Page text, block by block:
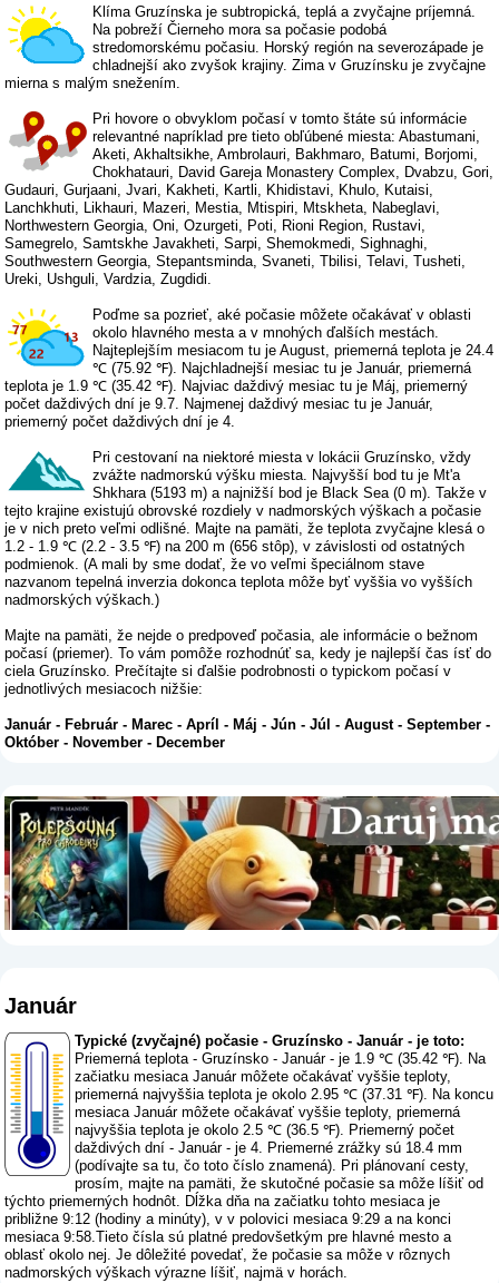
Klíma Gruzínska je subtropická, teplá a zvyčajne príjemná.
Na pobreží Čierneho mora sa počasie podobá
stredomorskému počasiu. Horský región na severozápade je
chladnejší ako zvyšok krajiny. Zima v Gruzínsku je zvyčajne
mierna s malým snežením.
Pri hovore o obvyklom počasí v tomto štáte sú informácie
relevantné napríklad pre tieto obľúbené miesta: Abastumani,
Aketi, Akhaltsikhe, Ambrolauri, Bakhmaro, Batumi, Borjomi,
Chokhatauri, David Gareja Monastery Complex, Dvabzu, Gori,
Gudauri, Gurjaani, Jvari, Kakheti, Kartli, Khidistavi, Khulo, Kutaisi,
Lanchkhuti, Likhauri, Mazeri, Mestia, Mtispiri, Mtskheta, Nabeglavi,
Northwestern Georgia, Oni, Ozurgeti, Poti, Rioni Region, Rustavi,
Samegrelo, Samtskhe Javakheti, Sarpi, Shemokmedi, Sighnaghi,
Southwestern Georgia, Stepantsminda, Svaneti, Tbilisi, Telavi, Tusheti,
Ureki, Ushguli, Vardzia, Zugdidi.
Poďme sa pozrieť, aké počasie môžete očakávať v oblasti
okolo hlavného mesta a v mnohých ďalších mestách.
Najteplejším mesiacom tu je August, priemerná teplota je 24.4
℃ (75.92 ℉). Najchladnejší mesiac tu je Január, priemerná
teplota je 1.9 ℃ (35.42 ℉). Najviac daždivý mesiac tu je Máj, priemerný
počet daždivých dní je 9.7. Najmenej daždivý mesiac tu je Január,
priemerný počet daždivých dní je 4.
Pri cestovaní na niektoré miesta v lokácii Gruzínsko, vždy
zvážte nadmorskú výšku miesta. Najvyšší bod tu je Mt'a
Shkhara (5193 m) a najnižší bod je Black Sea (0 m). Takže v
tejto krajine existujú obrovské rozdiely v nadmorských výškach a počasie
je v nich preto veľmi odlišné. Majte na pamäti, že teplota zvyčajne klesá o
1.2 - 1.9 ℃ (2.2 - 3.5 ℉) na 200 m (656 stôp), v závislosti od ostatných
podmienok. (A mali by sme dodať, že vo veľmi špeciálnom stave
nazvanom tepelná inverzia dokonca teplota môže byť vyššia vo vyšších
nadmorských výškach.)
Majte na pamäti, že nejde o predpoveď počasia, ale informácie o bežnom
počasí (priemer). To vám pomôže rozhodnúť sa, kedy je najlepší čas ísť do
ciela Gruzínsko. Prečítajte si ďalšie podrobnosti o typickom počasí v
jednotlivých mesiacoch nižšie:
Január -Február -Marec -Apríl -Máj -Jún -Júl -August-September -
Október -November -December
Január
Typické (zvyčajné) počasie - Gruzínsko - Január - je toto:
Priemerná teplota - Gruzínsko - Január - je 1.9 ℃ (35.42 ℉). Na
začiatku mesiaca Január môžete očakávať vyššie teploty,
priemerná najvyššia teplota je okolo 2.95 ℃ (37.31 ℉). Na koncu
mesiaca Január môžete očakávať vyššie teploty, priemerná
najvyššia teplota je okolo 2.5 ℃ (36.5 ℉). Priemerný počet
daždivých dní - Január - je 4. Priemerné zrážky sú 18.4 mm
(podívajte sa tu, čo toto číslo znamená). Pri plánovaní cesty,
prosím, majte na pamäti, že skutočné počasie sa môže líšiť od
týchto priemerných hodnôt. Dĺžka dňa na začiatku tohto mesiaca je
približne 9:12 (hodiny a minúty), v v polovici mesiaca 9:29 a na konci
mesiaca 9:58.Tieto čísla sú platné predovšetkým pre hlavné mesto a
oblasť okolo nej. Je dôležité povedať, že počasie sa môže v rôznych
nadmorských výškach výrazne líšiť, najmä v horách.